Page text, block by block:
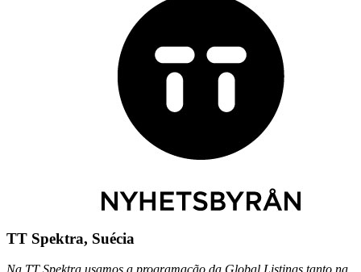
TT Spektra, Suécia